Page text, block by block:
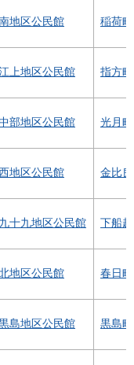
地区公民館 稲荷
上地区公民館 指方
部地区公民館 光月
地区公民館 金比
九十九地区公民館 下船
地区公民館 春日
島地区公民館 黒島